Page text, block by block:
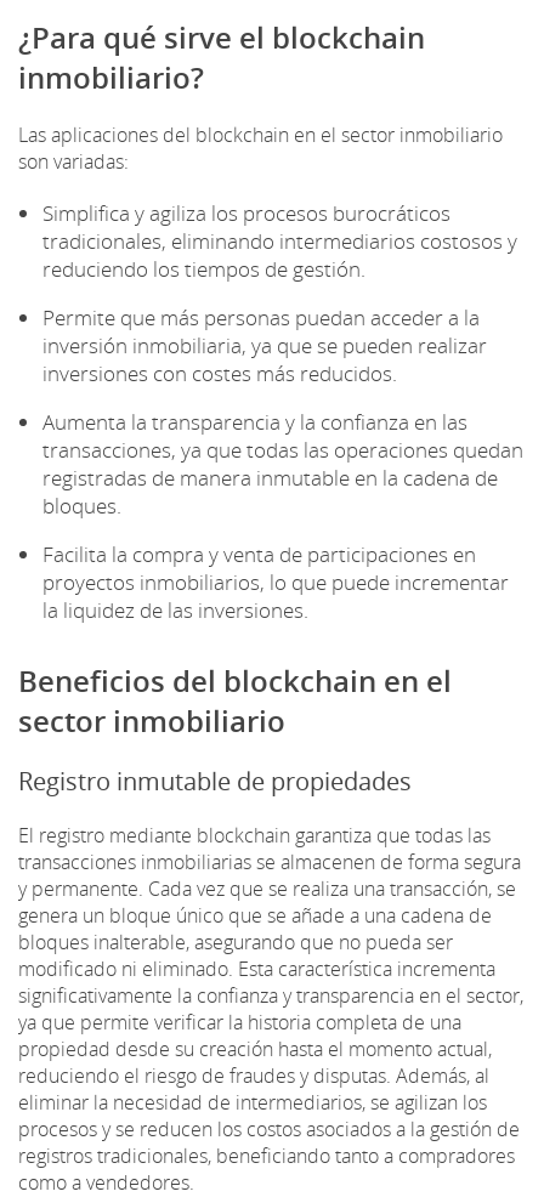
¿Para qué sirve el blockchain
inmobiliario?
Las aplicaciones del blockchain en el sector inmobiliario
son variadas:
Simplifica y agiliza los procesos burocráticos
tradicionales, eliminando intermediarios costosos y
reduciendo los tiempos de gestión.
Permite que más personas puedan acceder a la
inversión inmobiliaria, ya que se pueden realizar
inversiones con costes más reducidos.
Aumenta la transparencia y la confianza en las
transacciones, ya que todas las operaciones quedan
registradas de manera inmutable en la cadena de
bloques.
Facilita la compra y venta de participaciones en
proyectos inmobiliarios, lo que puede incrementar
la liquidez de las inversiones.
Beneficios del blockchain en el
sector inmobiliario
Registro inmutable de propiedades
El registro mediante blockchain garantiza que todas las
transacciones inmobiliarias se almacenen de forma segura
y permanente. Cada vez que se realiza una transacción, se
genera un bloque único que se añade a una cadena de
bloques inalterable, asegurando que no pueda ser
modificado ni eliminado. Esta característica incrementa
significativamente la confianza y transparencia en el sector,
ya que permite verificar la historia completa de una
propiedad desde su creación hasta el momento actual,
reduciendo el riesgo de fraudes y disputas. Además, al
eliminar la necesidad de intermediarios, se agilizan los
procesos y se reducen los costos asociados a la gestión de
registros tradicionales, beneficiando tanto a compradores
como a vendedores.